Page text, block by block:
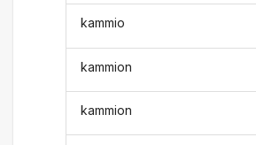
kammio
kammion
kammion